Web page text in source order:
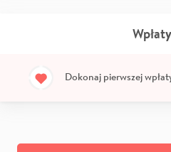
Dokonaj pierwszej